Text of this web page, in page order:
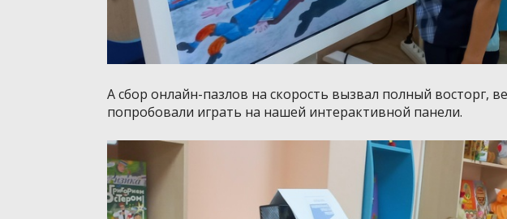
А сбор онлайн-пазлов на скорость вызвал полный восторг,
попробовали играть на нашей интерактивной панели.